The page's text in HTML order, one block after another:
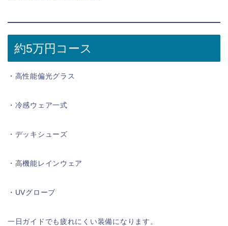
約5万円コース
・高性能偏光グラス
・冷感ウェア一式
・デッキシューズ
・高機能レインウェア
・UVグローブ
一日ガイドでも疲れにくい装備になります。